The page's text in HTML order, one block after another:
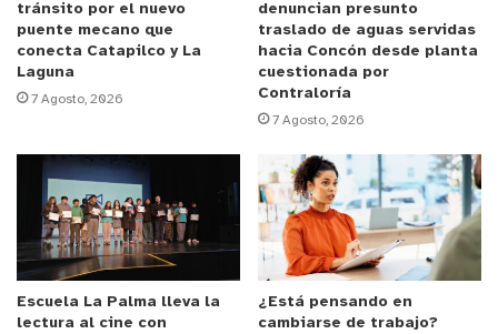
con bajo contenido graso (magra) y verduras
pueden ser grilladas.
“Como acompañamiento ojalá con harta ensalada.
Hay que recordar que las papas mayo, choclo mayo
y las pastas hechas ensaladas, no son ensaladas,
sino acompañamiento”, dice la experta. De este
modo, es ideal que una parrilla incluya verduras en
la parrilla, pero además que el plato tengamuchas
ensaladas.
tránsito por el nuevo
puente mecano que
conecta Catapilco y La
Laguna
7 Agosto, 2026
denuncian presunto
traslado de aguas servidas
hacia Concón desde planta
cuestionada por
Contraloría
7 Agosto, 2026
Escuela La Palma lleva la
lectura al cine con
¿Está pensando en
cambiarse de trabajo?